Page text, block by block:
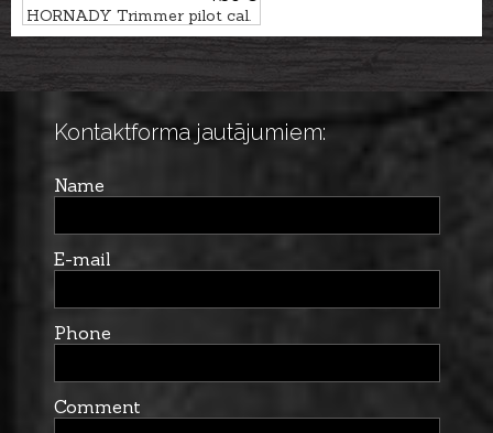
HORNADY Trimmer pilot cal.
.338 #13
Kontaktforma jautājumiem:
Name
E-mail
Phone
Comment